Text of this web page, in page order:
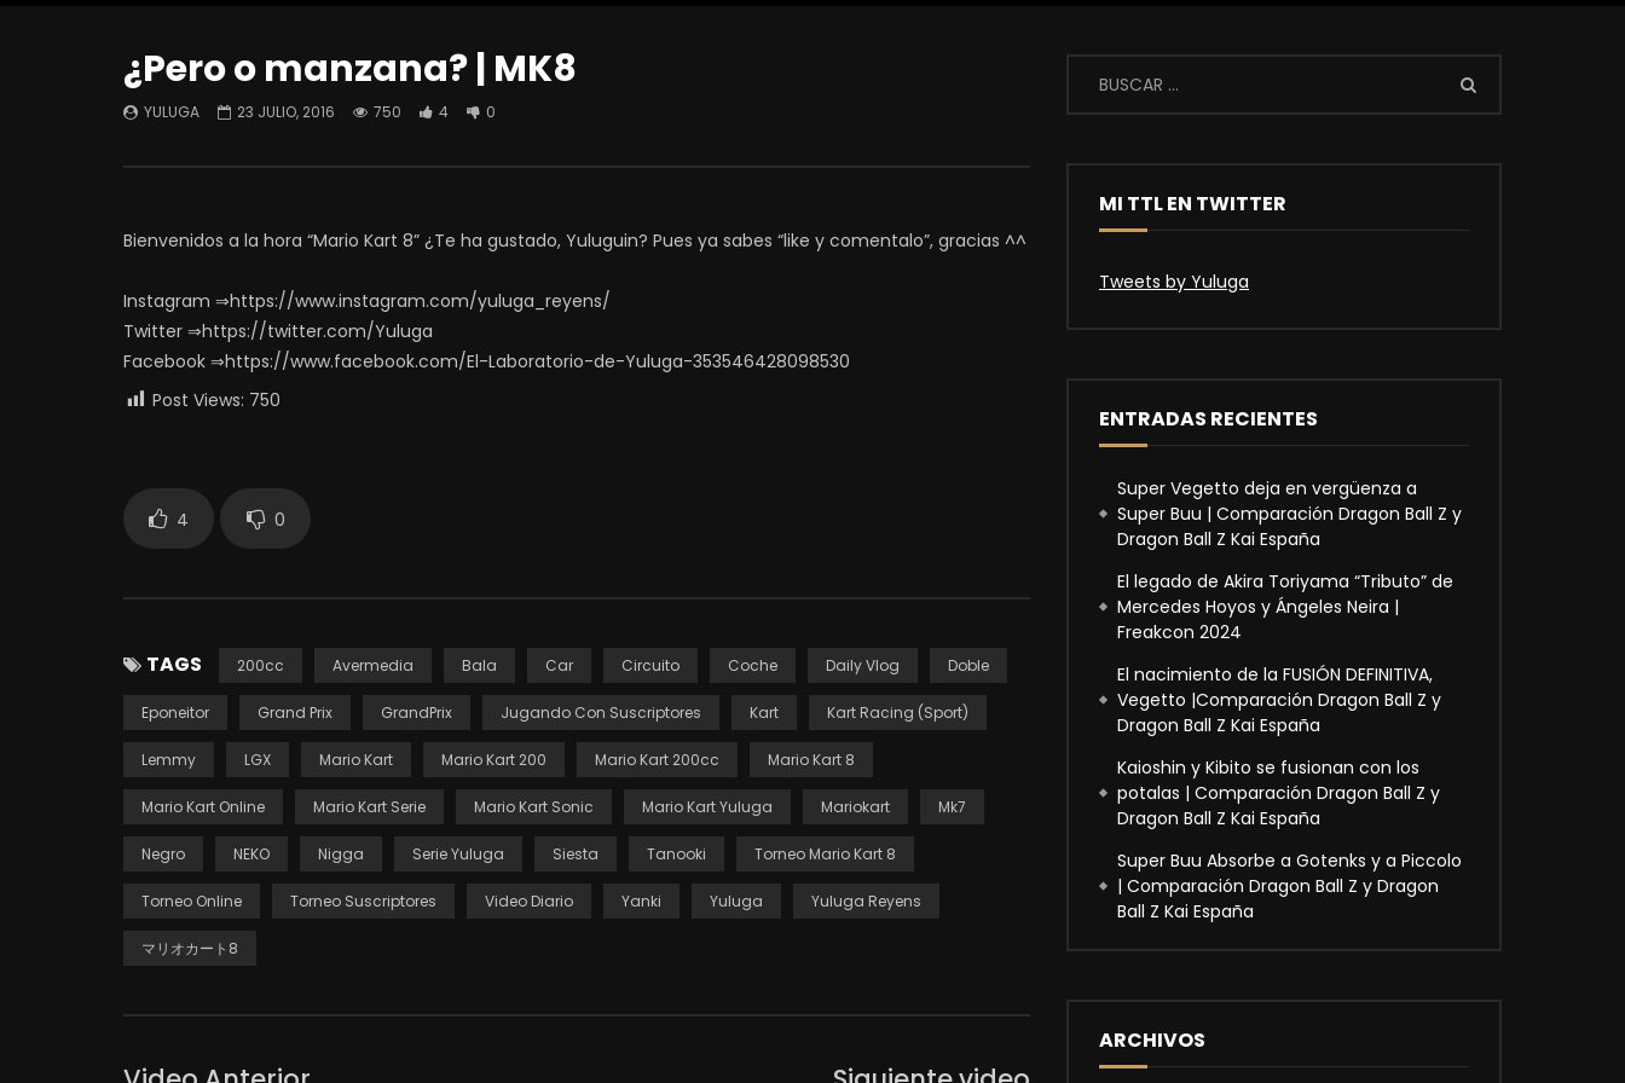
¿Pero o manzana? | MK8
YULUGA 23 JULIO, 2016 750 4 0
Bienvenidos a la hora “Mario Kart 8” ¿Te ha gustado, Yuluguin? Pues ya sabes “like y comentalo”, gracias ^^
Instagram ⇒https://www.instagram.com/yuluga_reyens/
Twitter ⇒https://twitter.com/Yuluga
Facebook ⇒https://www.facebook.com/El-Laboratorio-de-Yuluga-353546428098530
Post Views: 750
4 0
TAGS 200cc Avermedia Bala Car Circuito Coche Daily Vlog Doble
Eponeitor Grand Prix GrandPrix Jugando Con Suscriptores Kart Kart Racing (Sport)
Lemmy LGX Mario Kart Mario Kart 200 Mario Kart 200cc Mario Kart 8
Mario Kart Online Mario Kart Serie Mario Kart Sonic Mario Kart Yuluga Mariokart Mk7
Negro NEKO Nigga Serie Yuluga Siesta Tanooki Torneo Mario Kart 8
Torneo Online Torneo Suscriptores Video Diario Yanki Yuluga Yuluga Reyens
マリオカート8
MI TTL EN TWITTER
Tweets by Yuluga
ENTRADAS RECIENTES
Super Vegetto deja en vergüenza a
Super Buu | Comparación Dragon Ball Z y
Dragon Ball Z Kai España
El legado de Akira Toriyama “Tributo” de
Mercedes Hoyos y Ángeles Neira |
Freakcon 2024
El nacimiento de la FUSIÓN DEFINITIVA,
Vegetto |Comparación Dragon Ball Z y
Dragon Ball Z Kai España
Kaioshin y Kibito se fusionan con los
potalas | Comparación Dragon Ball Z y
Dragon Ball Z Kai España
Super Buu Absorbe a Gotenks y a Piccolo
| Comparación Dragon Ball Z y Dragon
Ball Z Kai España
ARCHIVOS